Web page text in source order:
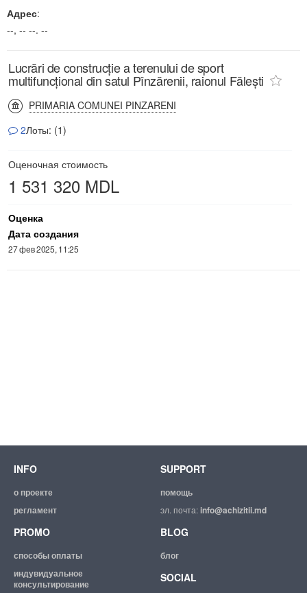
Адрес:
--, -- --. --
Lucrări de construcție a terenului de sport
multifuncțional din satul Pînzărenii, raionul Fălești
PRIMARIA COMUNEI PINZARENI
2Лоты: (1)
Оценочная стоимость
1 531 320 MDL
Оценка
Дата создания
27 фев 2025, 11:25
INFO
о проекте
регламент
SUPPORT
помощь
эл. почта:info@achizitii.md
PROMO
способы оплаты
индувидуальное
консультирование
BLOG
блог
SOCIAL